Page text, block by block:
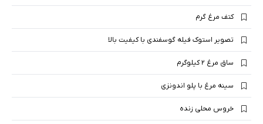
کتف مرغ گرم
تصویر استوک فیله گوسفندی با کیفیت بالا
ساق مرغ ۲ کیلوگرم
سینه مرغ با پلو اندونزی
خروس محلی زنده